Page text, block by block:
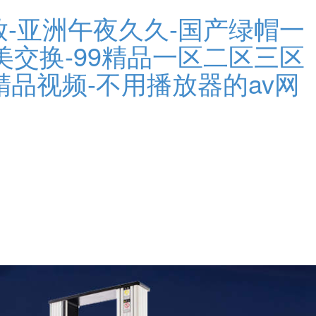
亚洲午夜久久-国产绿帽一
换-99精品一区二区三区
视频-不用播放器的av网